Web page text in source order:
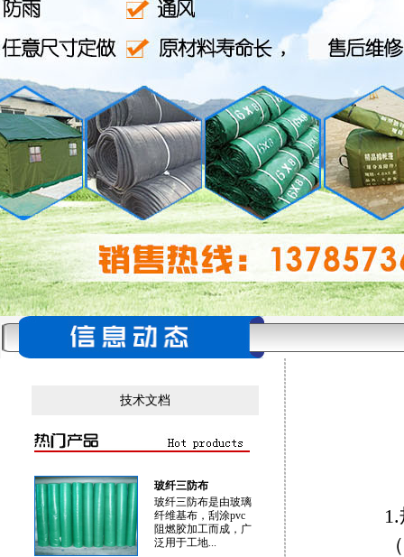
技术文档
玻纤三防布
玻纤三防布是由玻璃
纤维基布，刮涂pvc
阻燃胶加工而成，广
泛用于工地...
1.规
（1